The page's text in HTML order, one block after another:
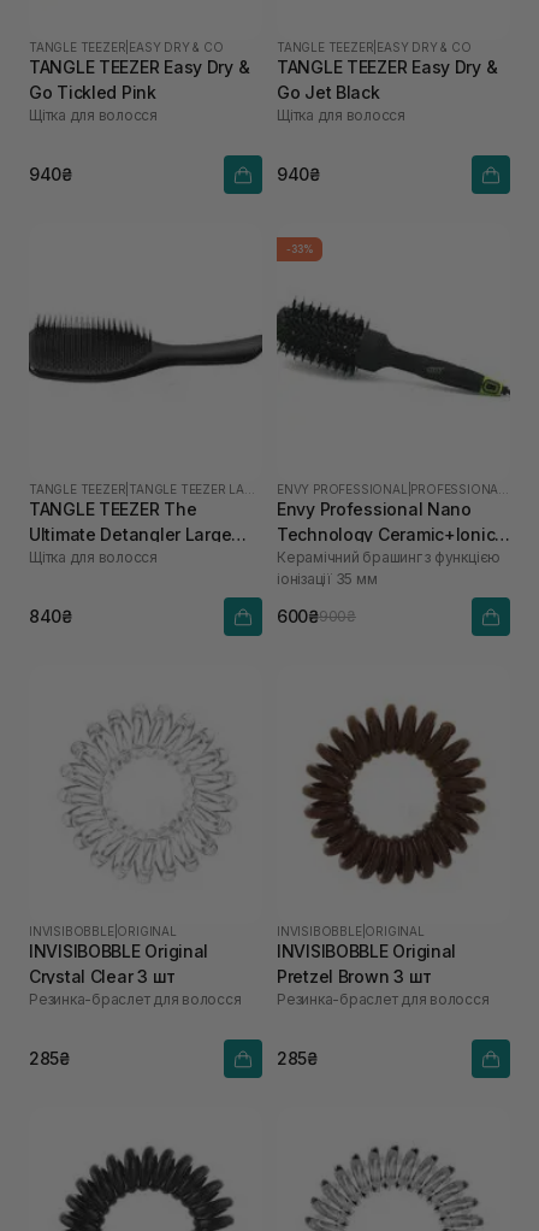
TANGLE TEEZER EASY DRY & CO
TANGLE TEEZER Easy Dry &
Go Tickled Pink
Щітка для волосся
940₴
TANGLE TEEZER EASY DRY & CO
TANGLE TEEZER Easy Dry &
Go Jet Black
Щітка для волосся
940₴
TANGLE TEEZER
TANGLE TEEZER The
Ultimate Detangler Large
Black Gloss
Щітка для волосся
840₴
-33%
ENVY PROFESSIONAL
Envy Professional Nano
Technology Ceramic+Ionic
Brush 35 mm
Керамічний брашинг з функцією
іонізації 35 мм
600₴900₴
INVISIBOBBLE ORIGINAL
INVISIBOBBLE Original
Crystal Clear 3 шт
Резинка-браслет для волосся
285₴
INVISIBOBBLE ORIGINAL
INVISIBOBBLE Original
Pretzel Brown 3 шт
Резинка-браслет для волосся
285₴